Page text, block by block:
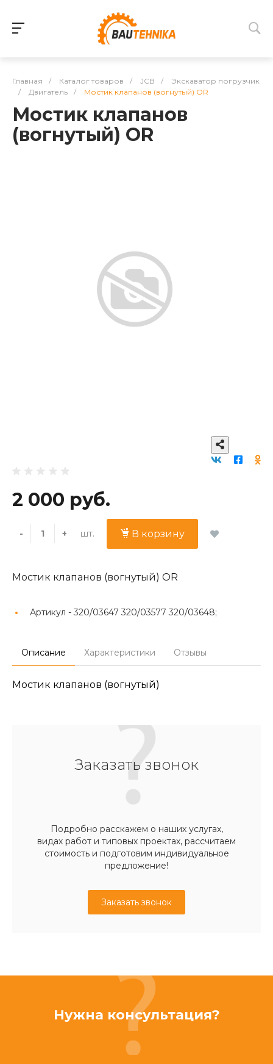
Главная / Каталог товаров / JCB /
Экскаватор погрузчик
/
Двигатель / Мостик клапанов (вогнутый) OR
Мостик клапанов
(вогнутый) OR
2 000 руб.
- + шт. В корзину
Мостик клапанов (вогнутый) OR
Артикул - 320/03647 320/03577 320/03648;
Описание Характеристики Отзывы
Мостик клапанов (вогнутый)
Заказать звонок
Подробно расскажем о наших услугах,
видах работ и типовых проектах, рассчитаем
стоимость и подготовим индивидуальное
предложение!
Заказать звонок
Нужна консультация?